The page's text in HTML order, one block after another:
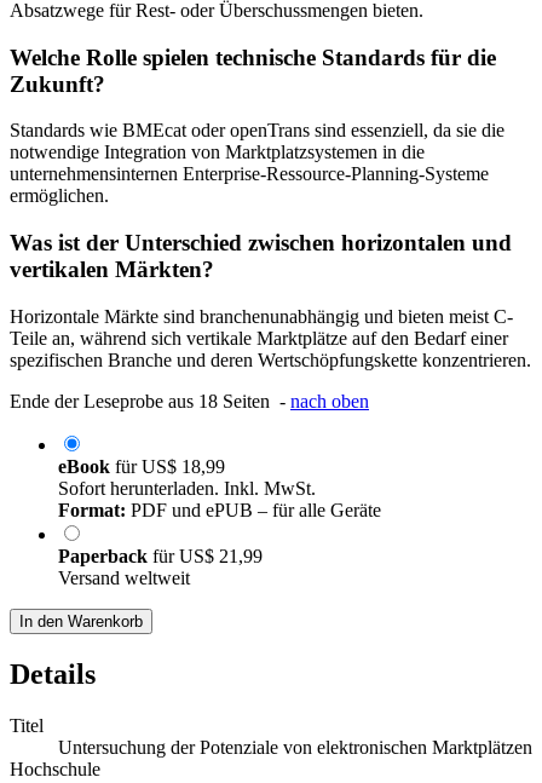
Absatzwege für Rest- oder Überschussmengen bieten.
Welche Rolle spielen technische Standards für die
Zukunft?
Standards wie BMEcat oder openTrans sind essenziell, da sie die
notwendige Integration von Marktplatzsystemen in die
unternehmensinternen Enterprise-Ressource-Planning-Systeme
ermöglichen.
Was ist der Unterschied zwischen horizontalen und
vertikalen Märkten?
Horizontale Märkte sind branchenunabhängig und bieten meist C-
Teile an, während sich vertikale Marktplätze auf den Bedarf einer
spezifischen Branche und deren Wertschöpfungskette konzentrieren.
Ende der Leseprobe aus 18 Seiten - nach oben
eBook fürUS$ 18,99
Sofort herunterladen. Inkl. MwSt.
Format: PDF und ePUB – für alle Geräte
Paperback fürUS$ 21,99
Versand weltweit
In den Warenkorb
Details
Titel
Untersuchung der Potenziale von elektronischen Marktplätzen
Hochschule